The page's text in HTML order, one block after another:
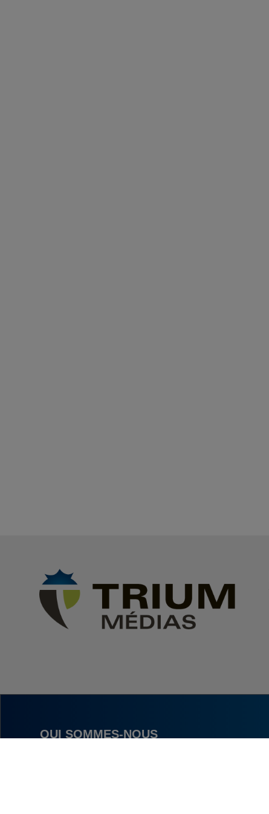
QUI SOMMES-NOUS